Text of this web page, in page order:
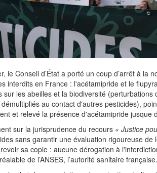
le Conseil d’État a porté un coup d’arrêt à la
interdits en France : l'acétamipride et le
sur les abeilles et la biodiversité
au contact d'autres pesticides),
et relevé la présence d'acétamipride jusque
sur la jurisprudence du recours « Justice
sans garantir une évaluation rigoureuse de
sa copie : aucune dérogation à
de l’ANSES, l’autorité sanitaire française.